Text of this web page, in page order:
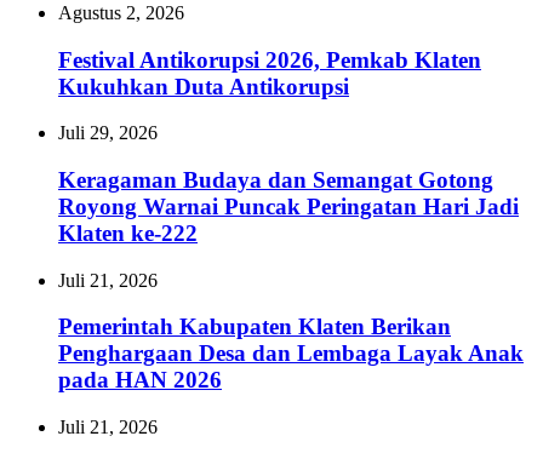
Agustus 2, 2026
Festival Antikorupsi 2026, Pemkab Klaten
Kukuhkan Duta Antikorupsi
Juli 29, 2026
Keragaman Budaya dan Semangat Gotong
Royong Warnai Puncak Peringatan Hari Jadi
Klaten ke-222
Juli 21, 2026
Pemerintah Kabupaten Klaten Berikan
Penghargaan Desa dan Lembaga Layak Anak
pada HAN 2026
Juli 21, 2026